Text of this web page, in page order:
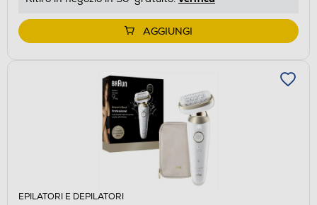
AGGIUNGI
EPILATORI E DEPILATORI